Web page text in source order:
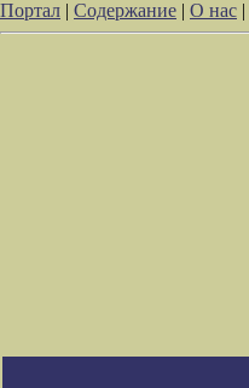
Портал | Содержание | О нас |